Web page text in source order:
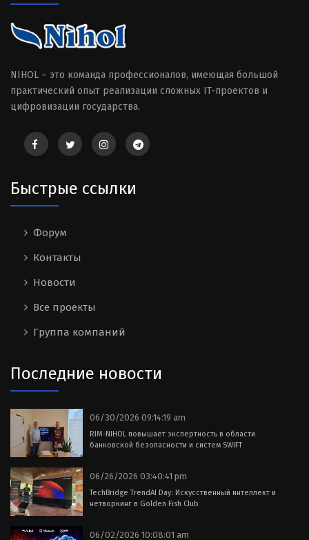
NIHOL – это команда профессионалов, имеющая большой
практический опыт реализации сложных IT-проектов и
цифровизации государства.
Быстрые ссылки
Форум
Контакты
Новости
Все проекты
Группа компаний
Последние новости
06/30/2026 09:14:19 am
RIM-NIHOL повышает экспертность в области
банковской безопасности и систем SWIFT
06/26/2026 03:40:41 pm
TechBridge TrendAI Day: Искусственный интеллект и
нетворкинг в Golden Fish Club
06/02/2026 10:08:01 am